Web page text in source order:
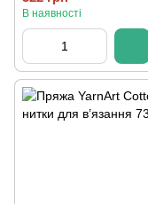
В наявності